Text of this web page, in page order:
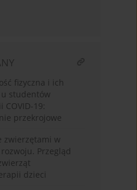
fizyczna i ich
studentów
19:
przekrojowe
zwierzętami w
Przegląd
dzieci